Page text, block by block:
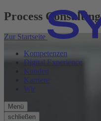
Zur Startseite
Kompetenzen
Digital Experience
Kunden
Karriere
Wir
Menü
schließen
Process Consulting